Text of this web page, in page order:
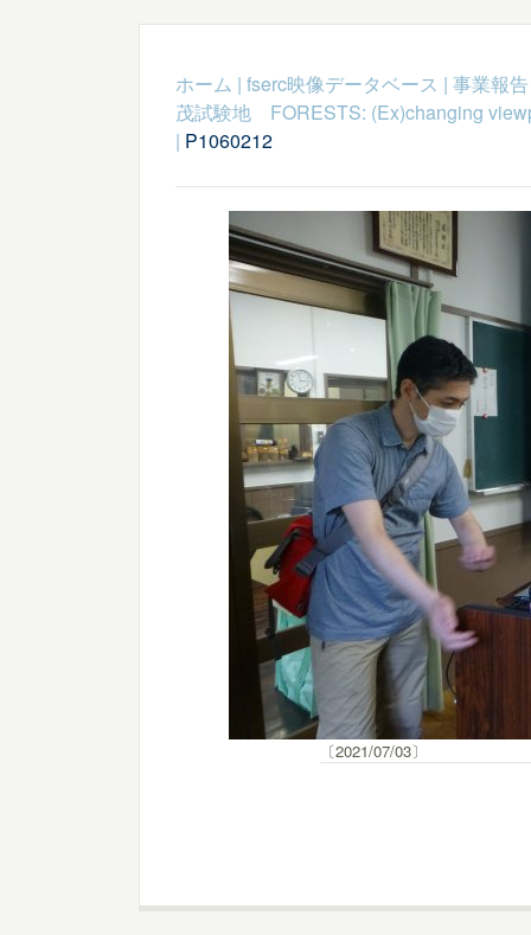
ホーム | fserc映像データベース | 事業報告
茂試験地 FORESTS: (Ex)changing
| P1060212
〔2021/07/03〕